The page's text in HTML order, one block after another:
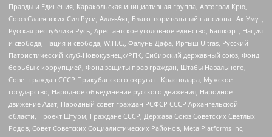
Правды и Единения, Каракольская инициативная группа, Автоград Крю,
Союз Славянских Сил Руси, Алля-Аят, Благотворительный пансионат Ак Умут,
Русская республика Русь, Арестантское уголовное единство, Башкорт, Нация
и свобода, Нация и свобода, W.H.С., Фалунь Дафа, Иртыш Ultras, Русский
Патриотический клуб-Новокузнецк/РПК, Сибирский державный союз, Фонд
борьбы с коррупцией, Фонд защиты прав граждан, Штабы Навального,
Совет граждан СССР Прикубанского округа г. Краснодара, Мужское
государство, Народное объединение русского движения, Народное
движение Адат, Народный совет граждан РСФСР СССР Архангельской
области, Проект Штурм, Граждане СССР, Держава Союз Советских Светлых
Родов, Совет Советских Социалистических Районов, Meta Platforms Inc,